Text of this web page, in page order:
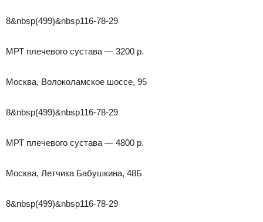
8&nbsp(499)&nbsp116-78-29
МРТ плечевого сустава — 3200 р.
Москва, Волоколамское шоссе, 95
8&nbsp(499)&nbsp116-78-29
МРТ плечевого сустава — 4800 р.
Москва, Летчика Бабушкина, 48Б
8&nbsp(499)&nbsp116-78-29